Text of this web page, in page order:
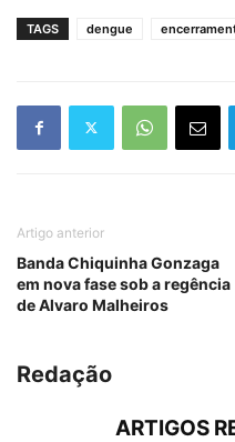
TAGS dengue
Artigo anterior
Banda Chiquinha Gonzaga
em nova fase sob a regência
de Alvaro Malheiros
Redação
ARTIGOS